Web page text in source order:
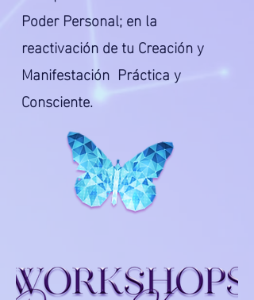
Poder Personal; en la
reactivación de tu Creación y
Manifestación Práctica y
Consciente.